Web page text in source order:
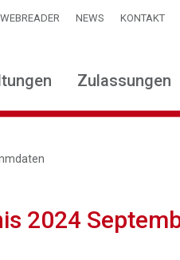
WEBREADER NEWS KONTAKT
Zulassungen
2024